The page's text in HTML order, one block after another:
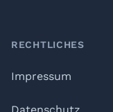
RECHTLICHES
Impressum